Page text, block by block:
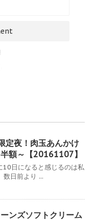
定夜！肉玉あんかけ
額～【20161107】
10日になると感じるのは私
数日前より ...
ンズソフトクリーム